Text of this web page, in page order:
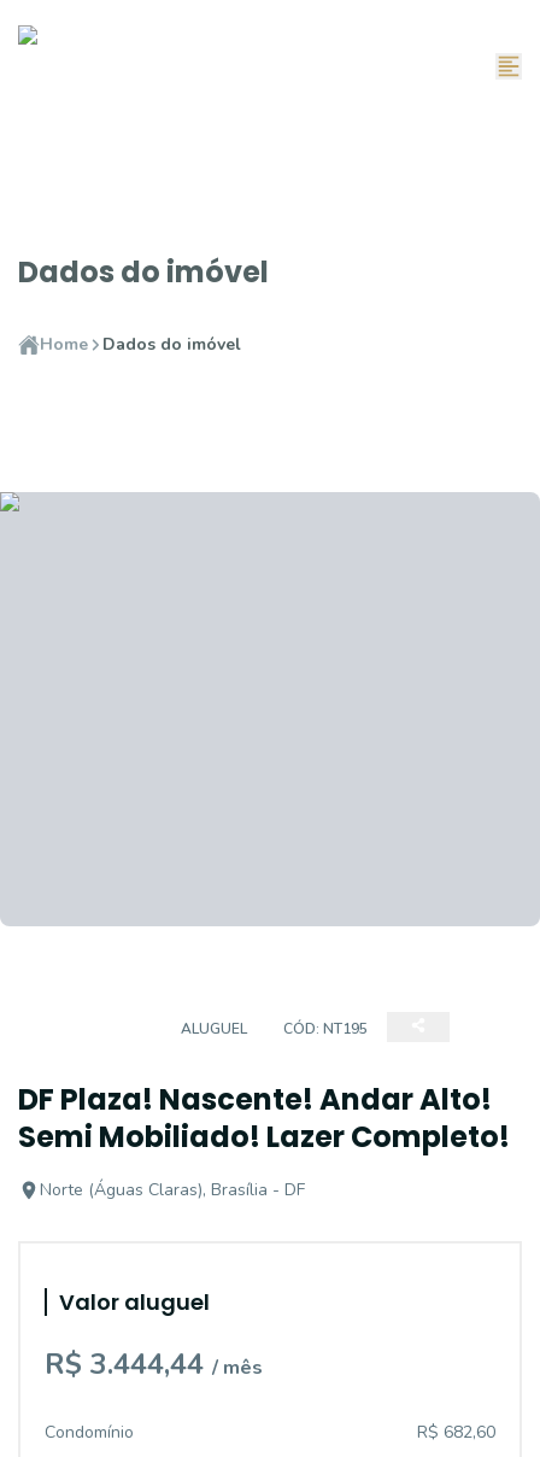
Dados do imóvel
Home Dados do imóvel
ALUGUEL CÓD: NT195
DF Plaza! Nascente! Andar Alto!
Semi Mobiliado! Lazer Completo!
Norte (Águas Claras), Brasília - DF
Valor aluguel
R$ 3.444,44 / mês
Condomínio R$ 682,60